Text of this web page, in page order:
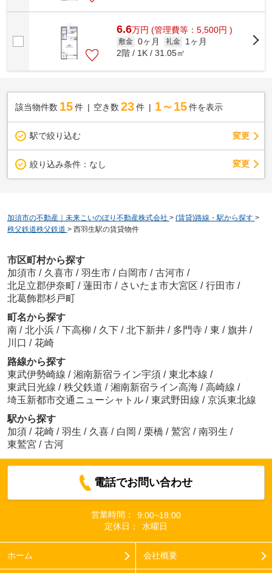
6.6万円 (管理費等：5,500円 )
敷金 0ヶ月 礼金
1ヶ月
2階 / 1K / 31.05㎡
該当物件数 15件 空き数 23 件 1～15 件を表示
駅で絞り込む 変更
絞り込み条件： なし 変更
加須市の不動産｜未来こいのぼり不動産株式会社 > (賃貸)路線・駅から探す >
秩父鉄道秩父鉄道 > 西羽生駅の賃貸物件
市区町村から探す
加須市 / 久喜市 / 羽生市 / 白岡市 / 古河市 /
北足立郡伊奈町 / 蓮田市 / さいたま市大宮区 / 行田市 /
北葛飾郡杉戸町
町名から探す
南 / 北小浜 / 下高柳 / 久下 / 北下新井 / 多門寺 / 東 / 旗井 /
川口 / 花崎
路線から探す
東武伊勢崎線 / 湘南新宿ライン宇須 / 東北本線 /
東武日光線 / 秩父鉄道 / 湘南新宿ライン高海 / 高崎線 /
埼玉新都市交通ニューシャトル / 東武野田線 / 京浜東北線
駅から探す
加須 / 花崎 / 羽生 / 久喜 / 白岡 / 栗橋 / 鷲宮 / 南羽生 /
東鷲宮 / 古河
電話でお問い合わせ
営業時間：
9:00~18:00
定休日：
水曜日
ホーム 会社概要